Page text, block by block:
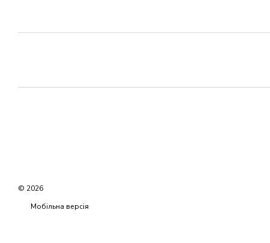
© 2026
Мобільна версія